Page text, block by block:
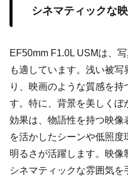
シネマティックな
EF50mm F1.0L USMは、
も適しています。浅い被
り、映画のような質感を
す。特に、背景を美しくぼ
効果は、物語性を持つ映
を活かしたシーンや低照
明るさが活躍します。映
シネマティックな雰囲気